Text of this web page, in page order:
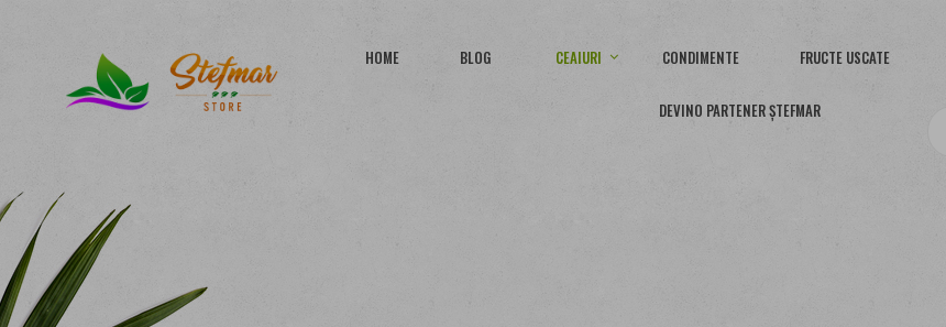
HOME BLOG CEAIURI CONDIMENTE FRUCTE USCATE
DEVINO PARTENER ȘTEFMAR